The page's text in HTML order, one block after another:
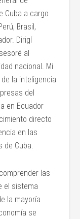
Cuba a cargo
Brasil,
Dirigí
al
nacional. Mi
la inteligencia
del
en Ecuador
directo
en las
de Cuba.
las
el sistema
la mayoría
se